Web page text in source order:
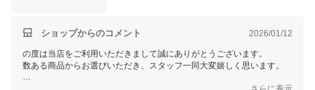
ショップからのコメント 2026/01/12
の度は当店をご利用いただきまして誠にありがとうございます。
数ある商品からお選びいただき、スタッフ一同大変嬉しく思います。
これからもお客様にご満足いただける商品をご提供できるよう